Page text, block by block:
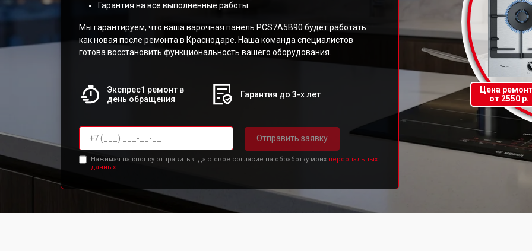
Гарантия на все выполненные работы.
Мы гарантируем, что ваша варочная панель PCS7A5B90 будет работать
как новая после ремонта в Краснодаре. Наша команда специалистов
готова восстановить функциональность вашего оборудования.
Экспрес1 ремонт в
день обращения
Гарантия до 3-х лет
Отправить заявку
Нажимая на кнопку отправить я даю свое согласие на обработку моих персональных
данных.
Цена
от 2550 р.